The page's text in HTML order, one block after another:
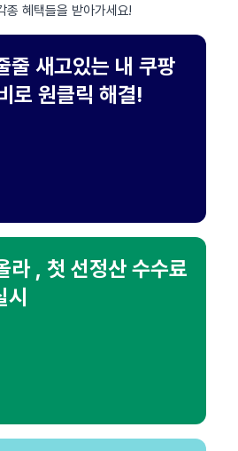
종 혜택들을 받아가세요!
줄 새고있는 내 쿠팡
로 원클릭 해결!
라 , 첫 선정산 수수료
시